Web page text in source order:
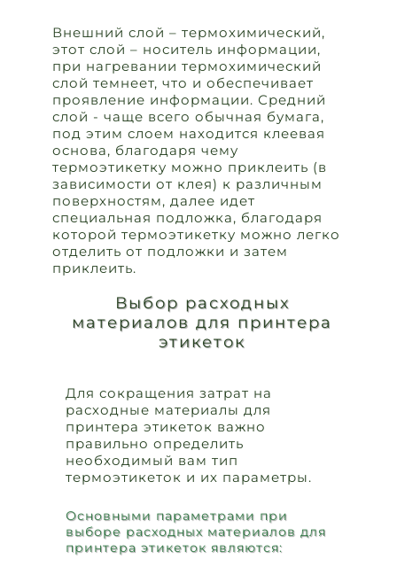
Внешний слой – термохимический,
этот слой – носитель информации,
при нагревании термохимический
слой темнеет, что и обеспечивает
проявление информации. Средний
слой - чаще всего обычная бумага,
под этим слоем находится клеевая
основа, благодаря чему
термоэтикетку можно приклеить (в
зависимости от клея) к различным
поверхностям, далее идет
специальная подложка, благодаря
которой термоэтикетку можно легко
отделить от подложки и затем
приклеить.
Выбор расходных
материалов для принтера
этикеток
Для сокращения затрат на
расходные материалы для
принтера этикеток важно
правильно определить
необходимый вам тип
термоэтикеток и их параметры.
Основными параметрами при
выборе расходных материалов для
принтера этикеток являются: